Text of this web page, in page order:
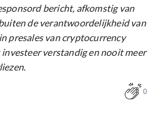
bericht, afkomstig van
de verantwoordelijkheid van
presales van cryptocurrency
investeer verstandig en nooit meer
0